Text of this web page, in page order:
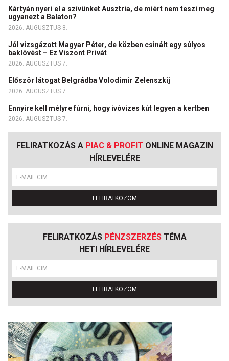
Kártyán nyeri el a szívünket Ausztria, de miért nem teszi meg
ugyanezt a Balaton?
2026. AUGUSZTUS 8.
Jól vizsgázott Magyar Péter, de közben csinált egy súlyos
baklövést – Ez Viszont Privát
2026. AUGUSZTUS 7.
Először látogat Belgrádba Volodimir Zelenszkij
2026. AUGUSZTUS 7.
Ennyire kell mélyre fúrni, hogy ivóvizes kút legyen a kertben
2026. AUGUSZTUS 7.
FELIRATKOZÁS A PIAC & PROFIT ONLINE MAGAZIN
HÍRLEVELÉRE
FELIRATKOZOM
FELIRATKOZÁS PÉNZSZERZÉSTÉMA
HETI HÍRLEVELÉRE
FELIRATKOZOM